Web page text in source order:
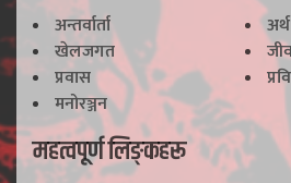
अन्तर्वार्ता
खेलजगत
प्रवास
मनोरञ्जन
महत्वपूर्ण लिङ्कहरू